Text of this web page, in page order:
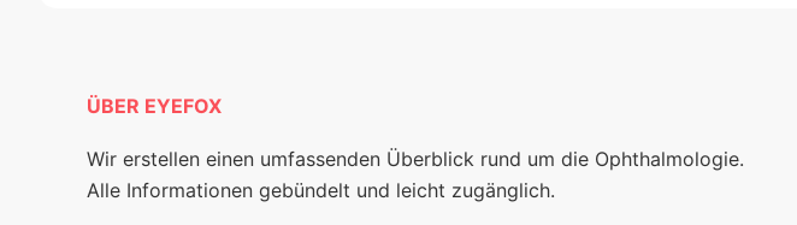
ÜBER EYEFOX
Wir erstellen einen umfassenden Überblick rund um die Ophthalmologie.
Alle Informationen gebündelt und leicht zugänglich.